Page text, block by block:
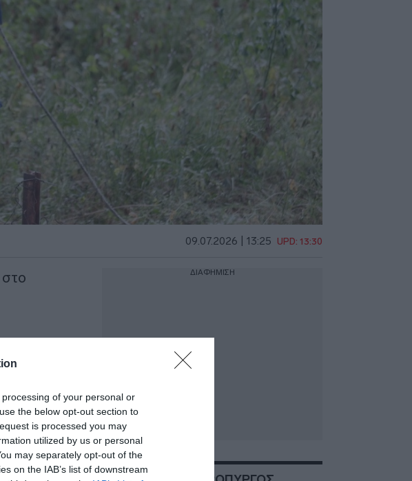
of your personal or
the below opt-out section to
is processed you may
utilized by us or personal
may separately opt-out of the
on the IAB’s list of downstream
09.07.2026 | 13:25 UPD: 13:30
ΔΙΑΦΗΜΙΣΗ